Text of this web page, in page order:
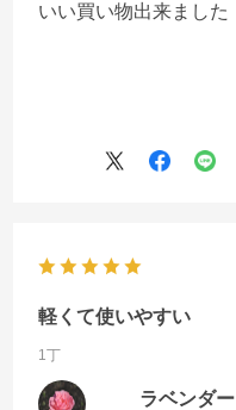
いい買い物出来ました
軽くて使いやすい
1丁
ラベンダー